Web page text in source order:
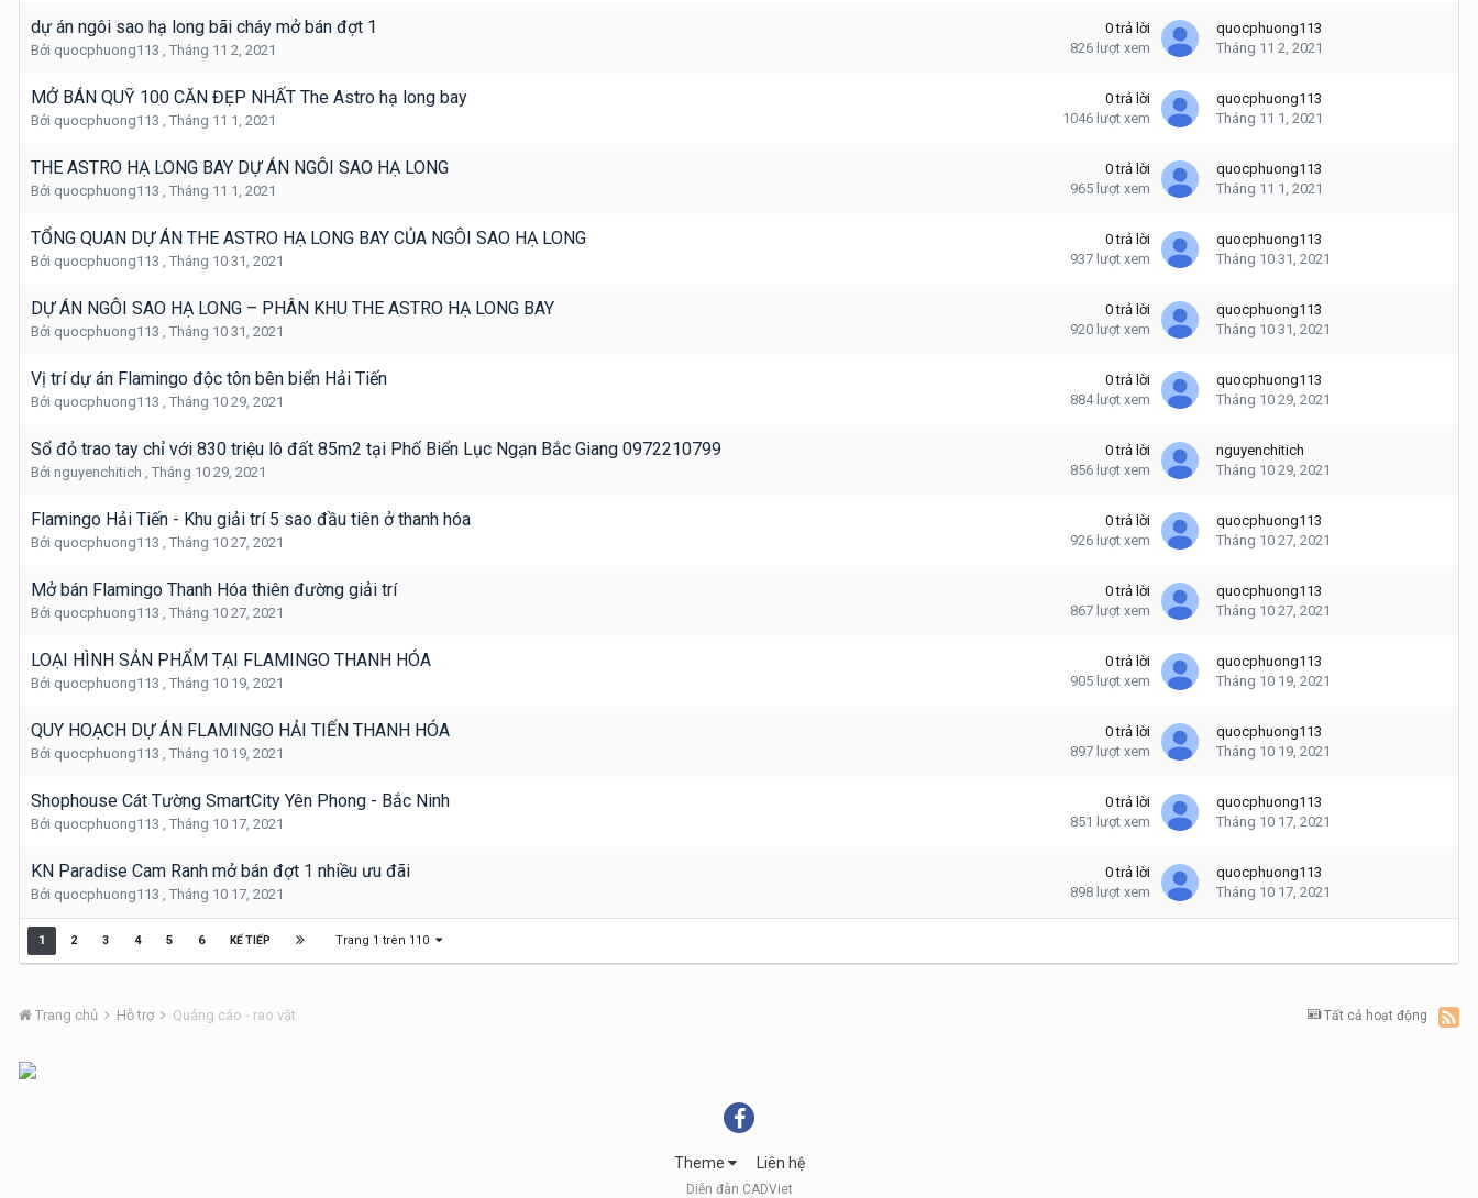
dự án ngôi sao hạ long bãi cháy mở bán đợt 1
Bởi quocphuong113 , Tháng 11 2, 2021
0 trả lời
826 lượt xem
quocphuong113
Tháng 11 2, 2021
MỞ BÁN QUỸ 100 CĂN ĐẸP NHẤT The Astro hạ long bay
Bởi quocphuong113 , Tháng 11 1, 2021
0 trả lời
1046 lượt xem
quocphuong113
Tháng 11 1, 2021
THE ASTRO HẠ LONG BAY DỰ ÁN NGÔI SAO HẠ LONG
Bởi quocphuong113 , Tháng 11 1, 2021
0 trả lời
965 lượt xem
quocphuong113
Tháng 11 1, 2021
TỔNG QUAN DỰ ÁN THE ASTRO HẠ LONG BAY CỦA NGÔI SAO HẠ LONG
Bởi quocphuong113 , Tháng 10 31, 2021
0 trả lời
937 lượt xem
quocphuong113
Tháng 10 31, 2021
DỰ ÁN NGÔI SAO HẠ LONG – PHÂN KHU THE ASTRO HẠ LONG BAY
Bởi quocphuong113 , Tháng 10 31, 2021
0 trả lời
920 lượt xem
quocphuong113
Tháng 10 31, 2021
Vị trí dự án Flamingo độc tôn bên biển Hải Tiến
Bởi quocphuong113 , Tháng 10 29, 2021
0 trả lời
884 lượt xem
quocphuong113
Tháng 10 29, 2021
Sổ đỏ trao tay chỉ với 830 triệu lô đất 85m2 tại Phố Biển Lục Ngạn Bắc Giang 0972210799
Bởi nguyenchitich , Tháng 10 29, 2021
0 trả lời
856 lượt xem
nguyenchitich
Tháng 10 29, 2021
Flamingo Hải Tiến - Khu giải trí 5 sao đầu tiên ở thanh hóa
Bởi quocphuong113 , Tháng 10 27, 2021
0 trả lời
926 lượt xem
quocphuong113
Tháng 10 27, 2021
Mở bán Flamingo Thanh Hóa thiên đường giải trí
Bởi quocphuong113 , Tháng 10 27, 2021
0 trả lời
867 lượt xem
quocphuong113
Tháng 10 27, 2021
LOẠI HÌNH SẢN PHẨM TẠI FLAMINGO THANH HÓA
Bởi quocphuong113 , Tháng 10 19, 2021
0 trả lời
905 lượt xem
quocphuong113
Tháng 10 19, 2021
QUY HOẠCH DỰ ÁN FLAMINGO HẢI TIẾN THANH HÓA
Bởi quocphuong113 , Tháng 10 19, 2021
0 trả lời
897 lượt xem
quocphuong113
Tháng 10 19, 2021
Shophouse Cát Tường SmartCity Yên Phong - Bắc Ninh
Bởi quocphuong113 , Tháng 10 17, 2021
0 trả lời
851 lượt xem
quocphuong113
Tháng 10 17, 2021
KN Paradise Cam Ranh mở bán đợt 1 nhiều ưu đãi
Bởi quocphuong113 , Tháng 10 17, 2021
0 trả lời
898 lượt xem
quocphuong113
Tháng 10 17, 2021
1 2 3 4 5 6 KẾ TIẾP Trang 1 trên 110
Tất cả hoạt động
Trang chủ Hỗ trợ Quảng cáo - rao vặt
Theme Liên hệ
Diễn đàn CADViet